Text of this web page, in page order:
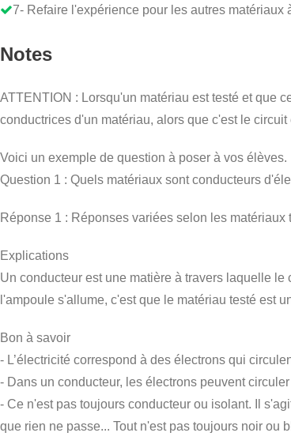
7- Refaire l'expérience pour les autres matériaux
Notes
ATTENTION : Lorsqu'un matériau est testé et que
conductrices d'un matériau, alors que c'est le
Voici un exemple de question à poser à vos élèves.
Question 1 : Quels matériaux sont conducteurs
Réponse 1 : Réponses variées selon les matériaux
Explications
Un conducteur est une matière à travers laquelle
l'ampoule s'allume, c'est que le matériau testé est
Bon à savoir
- L’électricité correspond à des électrons qui
- Dans un conducteur, les électrons peuvent
- Ce n'est pas toujours conducteur ou isolant. Il
que rien ne passe... Tout n'est pas toujours noir ou